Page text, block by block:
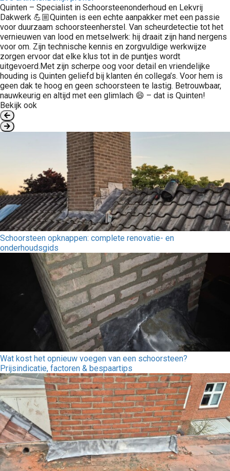
Quinten – Specialist in Schoorsteenonderhoud en Lekvrij
Dakwerk 💪🏼Quinten is een echte aanpakker met een passie
voor duurzaam schoorsteenherstel. Van scheurdetectie tot het
vernieuwen van lood en metselwerk: hij draait zijn hand nergens
voor om. Zijn technische kennis en zorgvuldige werkwijze
zorgen ervoor dat elke klus tot in de puntjes wordt
uitgevoerd.Met zijn scherpe oog voor detail en vriendelijke
houding is Quinten geliefd bij klanten én collega’s. Voor hem is
geen dak te hoog en geen schoorsteen te lastig. Betrouwbaar,
nauwkeurig en altijd met een glimlach 😄 – dat is Quinten!
Bekijk ook
Schoorsteen opknappen: complete renovatie- en
onderhoudsgids
Wat kost het opnieuw voegen van een schoorsteen?
Prijsindicatie, factoren & bespaartips